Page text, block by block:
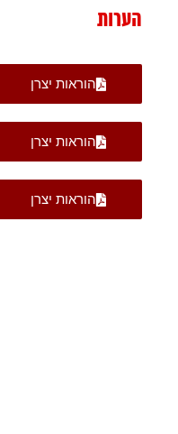
הערות
הוראות יצרן
הוראות יצרן
הוראות יצרן